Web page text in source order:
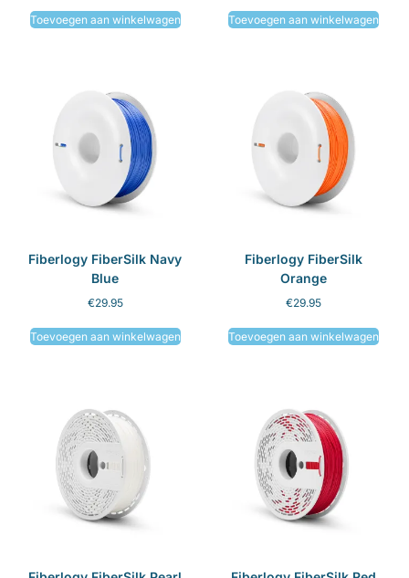
Toevoegen aan winkelwagen Toevoegen aan winkelwagen
Fiberlogy FiberSilk Navy
Blue
€29.95
Toevoegen aan winkelwagen
Fiberlogy FiberSilk
Orange
€29.95
Toevoegen aan winkelwagen